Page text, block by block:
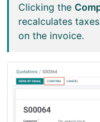
Clicking the
recalculates
on the invoice.